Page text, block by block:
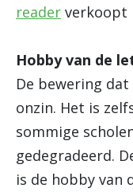
reader verkoopt
Hobby van de
De bewering dat
onzin. Het is
sommige
gedegradeerd.
is de hobby van